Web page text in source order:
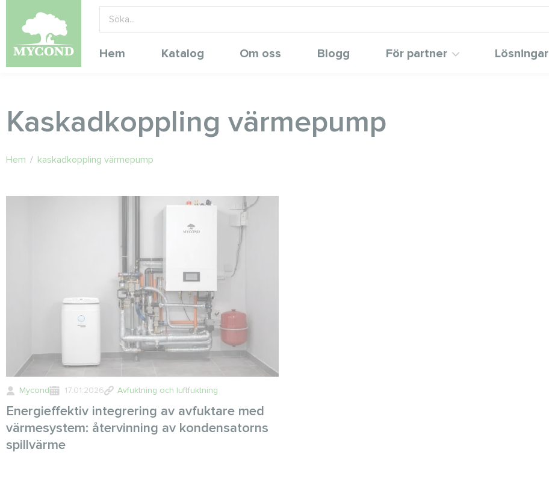
Hem Katalog Om oss Blogg För partner Lösningar
Kaskadkoppling värmepump
Hem / kaskadkoppling värmepump
Mycond 17.01.2026 Avfuktning och luftfuktning
Energieffektiv integrering av avfuktare med
värmesystem: återvinning av kondensatorns
spillvärme